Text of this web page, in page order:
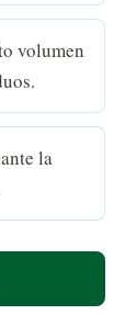
volumen
la